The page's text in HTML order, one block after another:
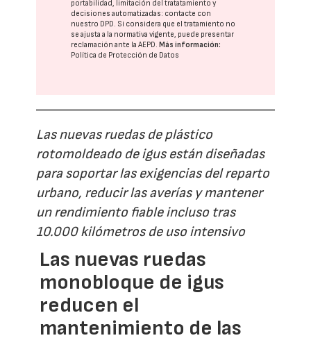
portabilidad, limitación del tratatamiento y
decisiones automatizadas: contacte con
nuestro DPD. Si considera que el tratamiento no
se ajusta a la normativa vigente, puede presentar
reclamación ante laAEPD. Más información:
Política de Protección de Datos
Las nuevas ruedas de plástico
rotomoldeado de igus están diseñadas
para soportar las exigencias del reparto
urbano, reducir las averías y mantener
un rendimiento fiable incluso tras
10.000 kilómetros de uso intensivo
Las nuevas ruedas
monobloque de igus
reducen el
mantenimiento de las